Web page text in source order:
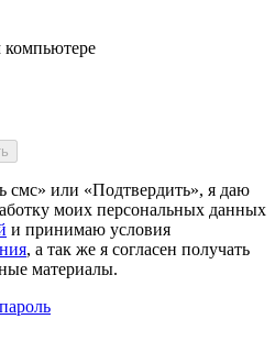
компьютере
или «Подтвердить», я даю
моих персональных данных
и принимаю условия
, а так же я согласен получать
материалы.